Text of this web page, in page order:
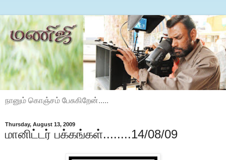
நானும் கொஞ்சம் பேசுகிறேன்.....
Thursday, August 13, 2009
மானிட்டர் பக்கங்கள்........14/08/09